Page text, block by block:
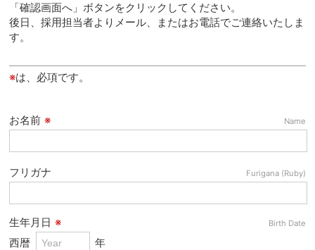
「確認画面へ」ボタンをクリックしてください。
後日、採用担当者よりメール、またはお電話でご連絡いたしま
す。
※は、必項です。
お名前 ※ Name
フリガナ Furigana (Ruby)
生年月日 ※ Birth Date
西暦 年